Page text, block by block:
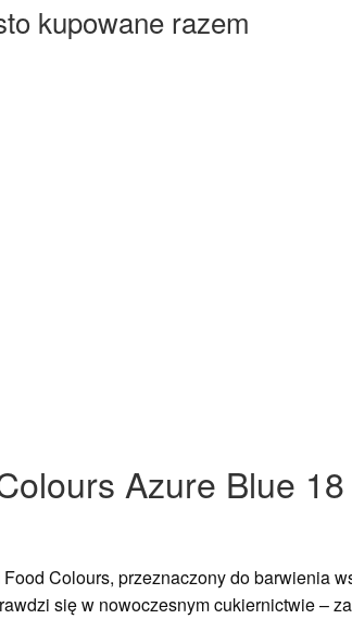
kupowane razem
Azure Blue
Food Colours, przeznaczony do barwienia
się w nowoczesnym cukiernictwie –